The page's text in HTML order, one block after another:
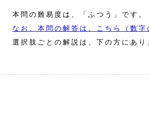
本問の難易度は、「ふつう」です。
なお、本問の解答は、こちら（数字
選択肢ごとの解説は、下の方にあり